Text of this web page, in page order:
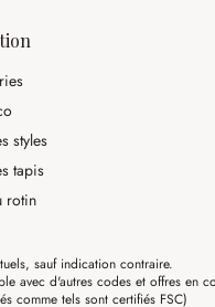
styles
tapis
rotin
sauf indication contraire.
avec d'autres codes et offres en
comme tels sont certifiés FSC)